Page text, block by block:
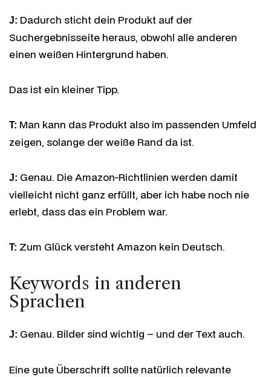
J: Dadurch sticht dein Produkt auf der
Suchergebnisseite heraus, obwohl alle anderen
einen weißen Hintergrund haben.
Das ist ein kleiner Tipp.
T: Man kann das Produkt also im passenden Umfeld
zeigen, solange der weiße Rand da ist.
J: Genau. Die Amazon-Richtlinien werden damit
vielleicht nicht ganz erfüllt, aber ich habe noch nie
erlebt, dass das ein Problem war.
T: Zum Glück versteht Amazon kein Deutsch.
Keywords in anderen
Sprachen
J: Genau. Bilder sind wichtig – und der Text auch.
Eine gute Überschrift sollte natürlich relevante